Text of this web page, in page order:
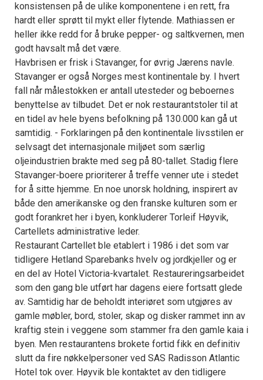
konsistensen på de ulike komponentene i en rett, fra
hardt eller sprøtt til mykt eller flytende. Mathiassen er
heller ikke redd for å bruke pepper- og saltkvernen, men
godt havsalt må det være.
Havbrisen er frisk i Stavanger, for øvrig Jærens navle.
Stavanger er også Norges mest kontinentale by. I hvert
fall når målestokken er antall utesteder og beboernes
benyttelse av tilbudet. Det er nok restaurantstoler til at
en tidel av hele byens befolkning på 130.000 kan gå ut
samtidig. - Forklaringen på den kontinentale livsstilen er
selvsagt det internasjonale miljøet som særlig
oljeindustrien brakte med seg på 80-tallet. Stadig flere
Stavanger-boere prioriterer å treffe venner ute i stedet
for å sitte hjemme. En noe unorsk holdning, inspirert av
både den amerikanske og den franske kulturen som er
godt forankret her i byen, konkluderer Torleif Høyvik,
Cartellets administrative leder.
Restaurant Cartellet ble etablert i 1986 i det som var
tidligere Hetland Sparebanks hvelv og jordkjeller og er
en del av Hotel Victoria-kvartalet. Restaureringsarbeidet
som den gang ble utført har dagens eiere fortsatt glede
av. Samtidig har de beholdt interiøret som utgjøres av
gamle møbler, bord, stoler, skap og disker rammet inn av
kraftig stein i veggene som stammer fra den gamle kaia i
byen. Men restaurantens brokete fortid fikk en definitiv
slutt da fire nøkkelpersoner ved SAS Radisson Atlantic
Hotel tok over. Høyvik ble kontaktet av den tidligere